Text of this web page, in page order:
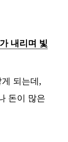
내리며 빛
되는데,
돈이 많은